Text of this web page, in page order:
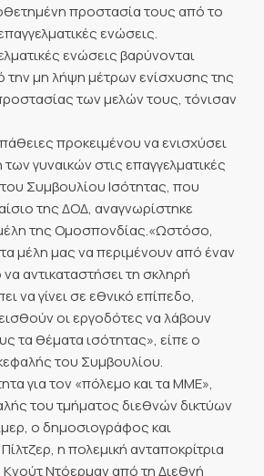
προστασία τους από το
ενώσεις.
ενώσεις βαρύνονται
μη λήψη μέτρων ενίσχυσης της
των μελών τους, τόνισαν
προκειμένου να ενισχύσει
γυναικών στις επαγγελματικές
Συμβουλίου Ισότητας, που
της ΔΟΔ, αναγνωρίστηκε
της Ομοσπονδίας.«Ωστόσο,
μέλη μας να περιμένουν από έναν
αντικαταστήσει τη σκληρή
να γίνει σε εθνικό επίπεδο,
οι εργοδότες να λάβουν
τα θέματα ισότητας», είπε ο
του Συμβουλίου.
για τον «πόλεμο και τα ΜΜΕ»,
του τμήματος διεθνών δικτύων
ο δημοσιογράφος και
η πολεμική ανταποκρίτρια
Ντόερμαν από τη Διεθνή